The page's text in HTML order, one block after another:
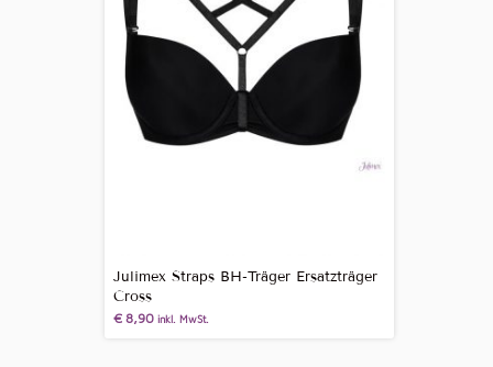
Julimex Straps BH-Träger Ersatzträger
Cross
€8,90 inkl. MwSt.